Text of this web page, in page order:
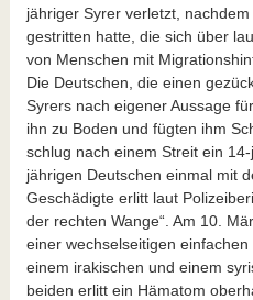
jähriger Syrer verletzt,
gestritten hatte, die sich über
von Menschen mit
Die Deutschen, die einen
Syrers nach eigener Aussage
ihn zu Boden und fügten ihm
schlug nach einem Streit ein
jährigen Deutschen einmal mit
Geschädigte erlitt laut
der rechten Wange“. Am 10.
einer wechselseitigen
einem irakischen und einem
beiden erlitt ein Hämatom